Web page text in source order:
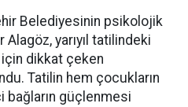
Belediyesinin psikolojik
Alagöz, yarıyıl tatilindeki
dikkat çeken
Tatilin hem çocukların
bağların güçlenmesi